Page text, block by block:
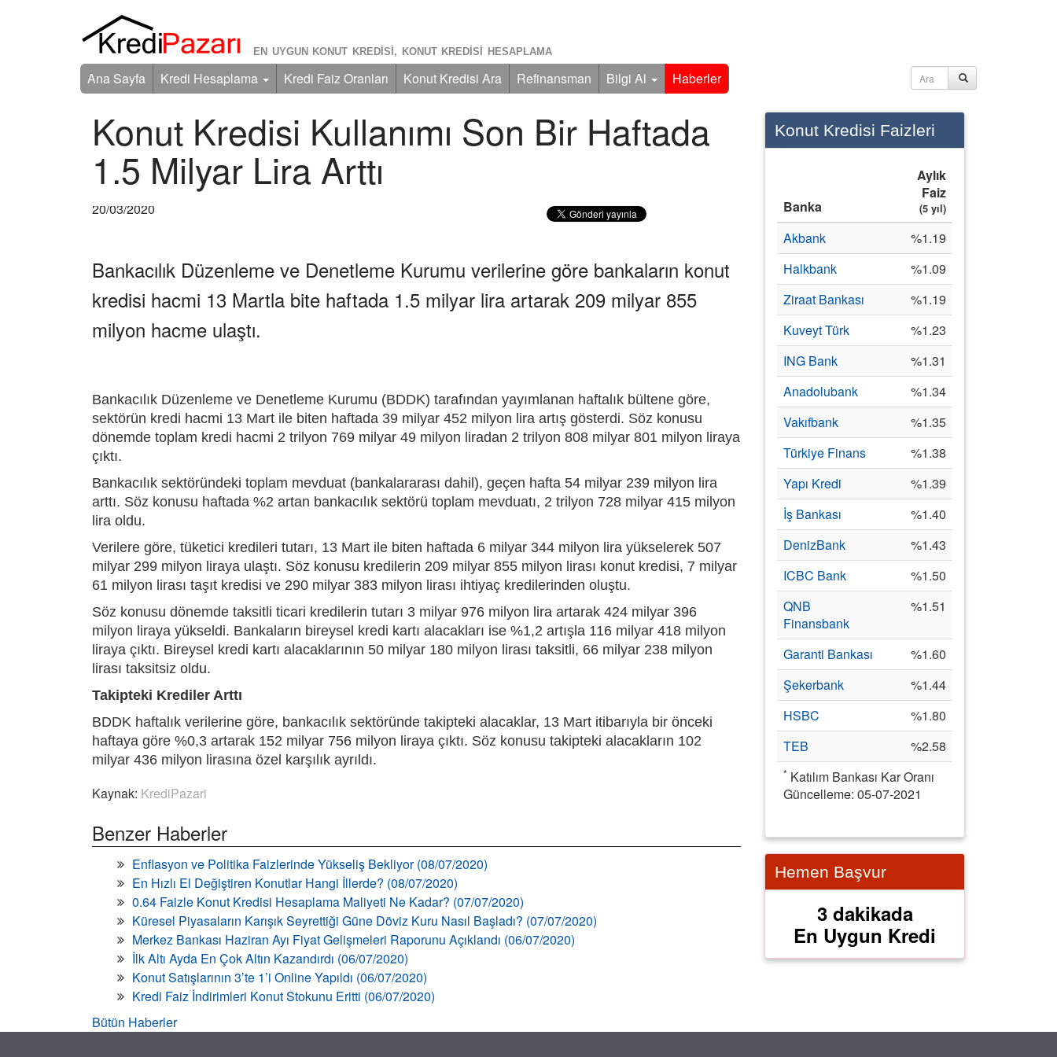
EN UYGUN KONUT KREDISI, KONUT KREDISI HESAPLAMA
Ana Sayfa Kredi Hesaplama Kredi Faiz Oranları Konut Kredisi Ara Refinansman Bilgi Al Haberler
Konut Kredisi Kullanımı Son Bir Haftada
1.5 Milyar Lira Arttı
20/03/2020
Bankacılık Düzenleme ve Denetleme Kurumu verilerine göre bankaların konut
kredisi hacmi 13 Martla bite haftada 1.5 milyar lira artarak 209 milyar 855
milyon hacme ulaştı.
Bankacılık Düzenleme ve Denetleme Kurumu (BDDK) tarafından yayımlanan haftalık bültene göre,
sektörün kredi hacmi 13 Mart ile biten haftada 39 milyar 452 milyon lira artış gösterdi. Söz konusu
dönemde toplam kredi hacmi 2 trilyon 769 milyar 49 milyon liradan 2 trilyon 808 milyar 801 milyon liraya
çıktı.
Bankacılık sektöründeki toplam mevduat (bankalararası dahil), geçen hafta 54 milyar 239 milyon lira
arttı. Söz konusu haftada %2 artan bankacılık sektörü toplam mevduatı, 2 trilyon 728 milyar 415 milyon
lira oldu.
Verilere göre, tüketici kredileri tutarı, 13 Mart ile biten haftada 6 milyar 344 milyon lira yükselerek 507
milyar 299 milyon liraya ulaştı. Söz konusu kredilerin 209 milyar 855 milyon lirası konut kredisi, 7 milyar
61 milyon lirası taşıt kredisi ve 290 milyar 383 milyon lirası ihtiyaç kredilerinden oluştu.
Söz konusu dönemde taksitli ticari kredilerin tutarı 3 milyar 976 milyon lira artarak 424 milyar 396
milyon liraya yükseldi. Bankaların bireysel kredi kartı alacakları ise %1,2 artışla 116 milyar 418 milyon
liraya çıktı. Bireysel kredi kartı alacaklarının 50 milyar 180 milyon lirası taksitli, 66 milyar 238 milyon
lirası taksitsiz oldu.
Takipteki Krediler Arttı
BDDK haftalık verilerine göre, bankacılık sektöründe takipteki alacaklar, 13 Mart itibarıyla bir önceki
haftaya göre %0,3 artarak 152 milyar 756 milyon liraya çıktı. Söz konusu takipteki alacakların 102
milyar 436 milyon lirasına özel karşılık ayrıldı.
Kaynak: KrediPazari
Benzer Haberler
Enflasyon ve Politika Faizlerinde Yükseliş Bekliyor (08/07/2020)
En Hızlı El Değiştiren Konutlar Hangi İllerde? (08/07/2020)
0.64 Faizle Konut Kredisi Hesaplama Maliyeti Ne Kadar? (07/07/2020)
Küresel Piyasaların Karışık Seyrettiği Güne Döviz Kuru Nasıl Başladı? (07/07/2020)
Merkez Bankası Haziran Ayı Fiyat Gelişmeleri Raporunu Açıklandı (06/07/2020)
İlk Altı Ayda En Çok Altın Kazandırdı (06/07/2020)
Konut Satışlarının 3’te 1’i Online Yapıldı (06/07/2020)
Kredi Faiz İndirimleri Konut Stokunu Eritti (06/07/2020)
Bütün Haberler
Konut Kredisi Faizleri
Banka
Aylık
Faiz
(5 yıl)
* Katılım Bankası Kar Oranı
Güncelleme: 05-07-2021
Akbank
%1.19
Halkbank
%1.09
Ziraat Bankası
%1.19
Kuveyt Türk
%1.23
ING Bank
%1.31
Anadolubank
%1.34
Vakıfbank
%1.35
Türkiye Finans
%1.38
Yapı Kredi
%1.39
İş Bankası
%1.40
DenizBank
%1.43
ICBC Bank
%1.50
QNB
Finansbank
%1.51
Garanti Bankası
%1.60
Şekerbank
%1.44
HSBC
%1.80
TEB
%2.58
Hemen Başvur
3 dakikada
En Uygun Kredi